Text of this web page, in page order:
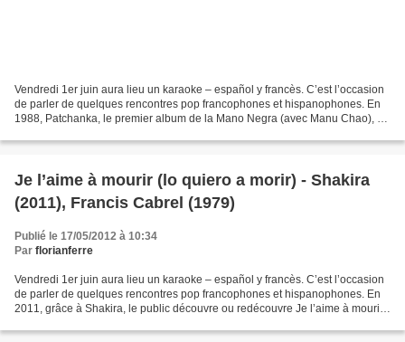
Vendredi 1er juin aura lieu un karaoke – español y francès. C’est l’occasion
de parler de quelques rencontres pop francophones et hispanophones. En
1988, Patchanka, le premier album de la Mano Negra (avec Manu Chao), a
Je l’aime à mourir (lo quiero a morir) - Shakira
(2011), Francis Cabrel (1979)
Publié le 17/05/2012 à 10:34
Par florianferre
Vendredi 1er juin aura lieu un karaoke – español y francès. C’est l’occasion
de parler de quelques rencontres pop francophones et hispanophones. En
2011, grâce à Shakira, le public découvre ou redécouvre Je l’aime à mourir